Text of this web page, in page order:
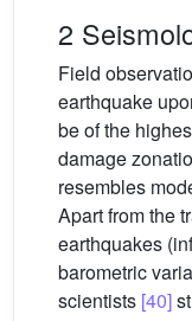
2
Field
earthquake
be of the
damage
resembles
Apart from the
earthquakes
barometric
scientists [40]